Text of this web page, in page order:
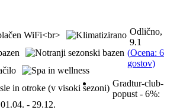
Odlično,
9.1
(Ocena: 6
gostov)
Gradtur-club-
popust - 6%:
01.04. - 29.12.